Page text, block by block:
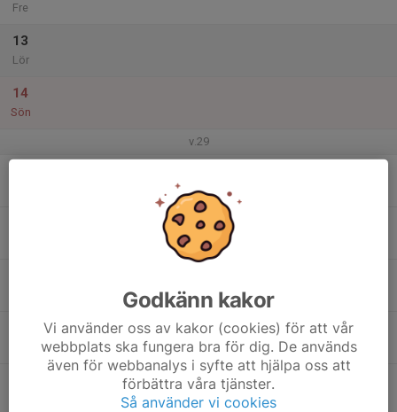
Fre
13
Lör
14
Sön
v.29
Godkänn kakor
Vi använder oss av kakor (cookies) för att vår
webbplats ska fungera bra för dig. De används
även för webbanalys i syfte att hjälpa oss att
förbättra våra tjänster.
Så använder vi cookies